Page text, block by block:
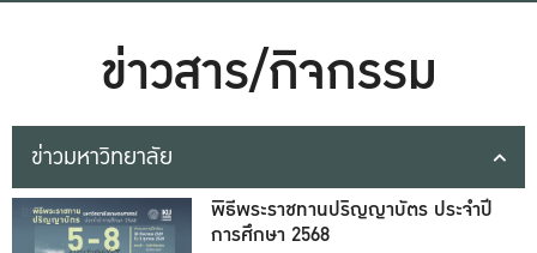
ข่าวสาร/กิจกรรม
ข่าวมหาวิทยาลัย
พิธีพระราชทานปริญญาบัตร ประจำปี
การศึกษา 2568